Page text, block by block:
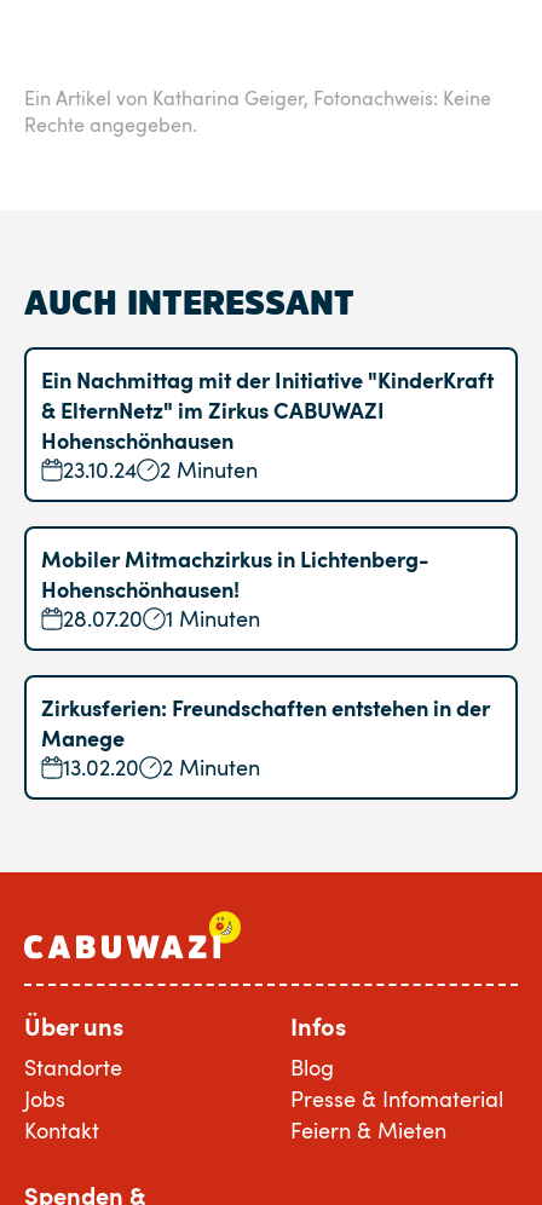
Ein Artikel von Katharina Geiger, Fotonachweis: Keine
Rechte angegeben.
AUCH INTERESSANT
Ein Nachmittag mit der Initiative "KinderKraft
& ElternNetz" im Zirkus CABUWAZI
Hohenschönhausen
23.10.24 2 Minuten
Mobiler Mitmachzirkus in Lichtenberg-
Hohenschönhausen!
28.07.20 1 Minuten
Zirkusferien: Freundschaften entstehen in der
Manege
13.02.20 2 Minuten
Über uns
Standorte
Jobs
Kontakt
Infos
Blog
Presse & Infomaterial
Feiern & Mieten
Spenden &